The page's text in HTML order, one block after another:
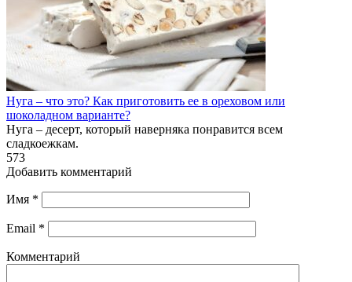
Нуга – что это? Как приготовить ее в ореховом или
шоколадном варианте?
Нуга – десерт, который наверняка понравится всем
сладкоежкам.
573
Добавить комментарий
Имя *
Email *
Комментарий